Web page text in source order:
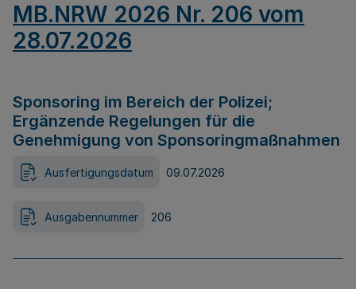
MB.NRW 2026 Nr. 206 vom
28.07.2026
Sponsoring im Bereich der Polizei;
Ergänzende Regelungen für die
Genehmigung von Sponsoringmaßnahmen
Ausfertigungsdatum 09.07.2026
Ausgabennummer 206